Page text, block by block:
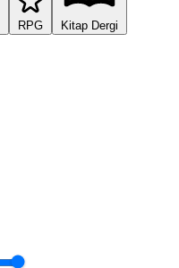
RPG Kitap Dergi